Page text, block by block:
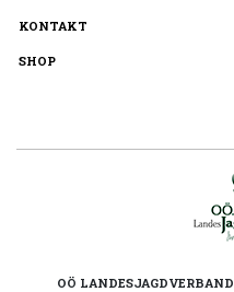
KONTAKT
SHOP
OÖ LANDESJAGDVERBAND